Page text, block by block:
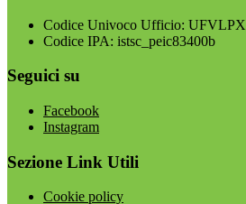
Codice Univoco Ufficio: UFVLPX
Codice IPA: istsc_peic83400b
Seguici su
Facebook
Instagram
Sezione Link Utili
Cookie policy